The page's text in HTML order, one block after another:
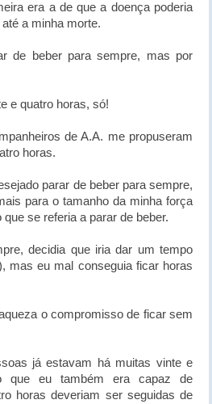
era a de que a doença poderia
a minha morte.
de beber para sempre, mas por
e quatro horas, só!
de A.A. me propuseram
horas.
parar de beber para sempre,
para o tamanho da minha força
se referia a parar de beber.
decidia que iria dar um tempo
mas eu mal conseguia ficar horas
o compromisso de ficar sem
já estavam há muitas vinte e
que eu também era capaz de
horas deveriam ser seguidas de